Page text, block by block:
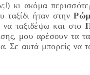
κι ακόμα
ταξίδι ήταν στην
ταξιδέψω και στο
μου αρέσουν τα
Σε αυτά μπορείς να